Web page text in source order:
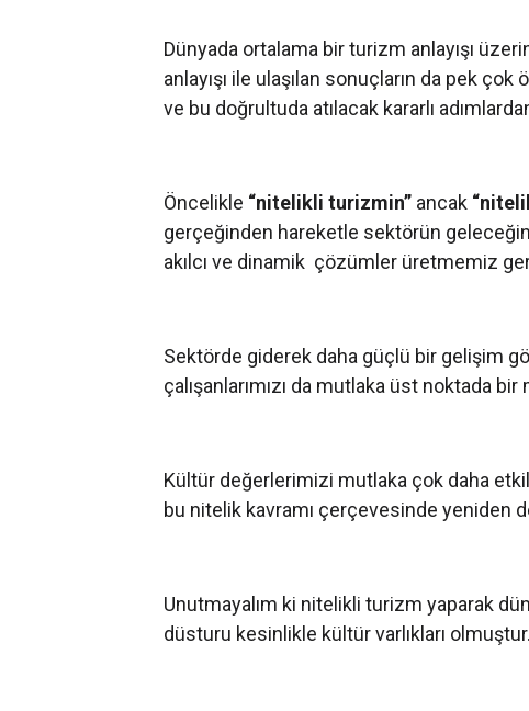
Dünyada ortalama bir turizm anlayışı
anlayışı ile ulaşılan sonuçların da pek
ve bu doğrultuda atılacak kararlı
Öncelikle “nitelikli turizmin” ancak
gerçeğinden hareketle sektörün
akılcı ve dinamik çözümler üretmemiz
Sektörde giderek daha güçlü bir gelişim
çalışanlarımızı da mutlaka üst noktada
Kültür değerlerimizi mutlaka çok daha
bu nitelik kavramı çerçevesinde yeniden
Unutmayalım ki nitelikli turizm yaparak
düsturu kesinlikle kültür varlıkları olmuştur.